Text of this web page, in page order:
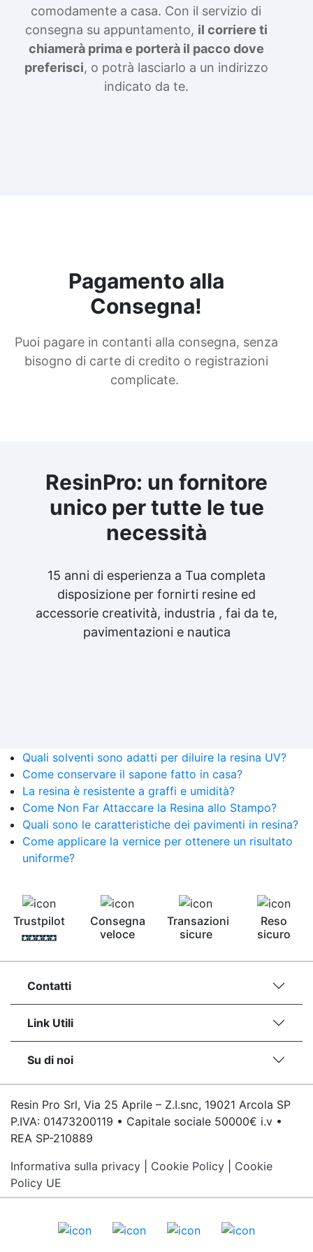
comodamente a casa. Con il servizio di
consegna su appuntamento, il corriere ti
chiamerà prima e porterà il pacco dove
preferisci, o potrà lasciarlo a un indirizzo
indicato da te.
Pagamento alla
Consegna!
Puoi pagare in contanti alla consegna, senza
bisogno di carte di credito o registrazioni
complicate.
ResinPro: un fornitore
unico per tutte le tue
necessità
15 anni di esperienza a Tua completa
disposizione per fornirti resine ed
accessorie creatività, industria , fai da te,
pavimentazioni e nautica
Quali solventi sono adatti per diluire la resina UV?
Come conservare il sapone fatto in casa?
La resina è resistente a graffi e umidità?
Come Non Far Attaccare la Resina allo Stampo?
Quali sono le caratteristiche dei pavimenti in resina?
Come applicare la vernice per ottenere un risultato
uniforme?
Trustpilot
Consegna
veloce
Transazioni
sicure
Reso
sicuro
Contatti
Link Utili
Su di noi
Resin Pro Srl, Via 25 Aprile – Z.I.snc, 19021 Arcola SP
P.IVA: 01473200119 • Capitale sociale 50000€ i.v •
REA SP-210889
Informativa sulla privacy
Cookie Policy
Cookie
Policy UE